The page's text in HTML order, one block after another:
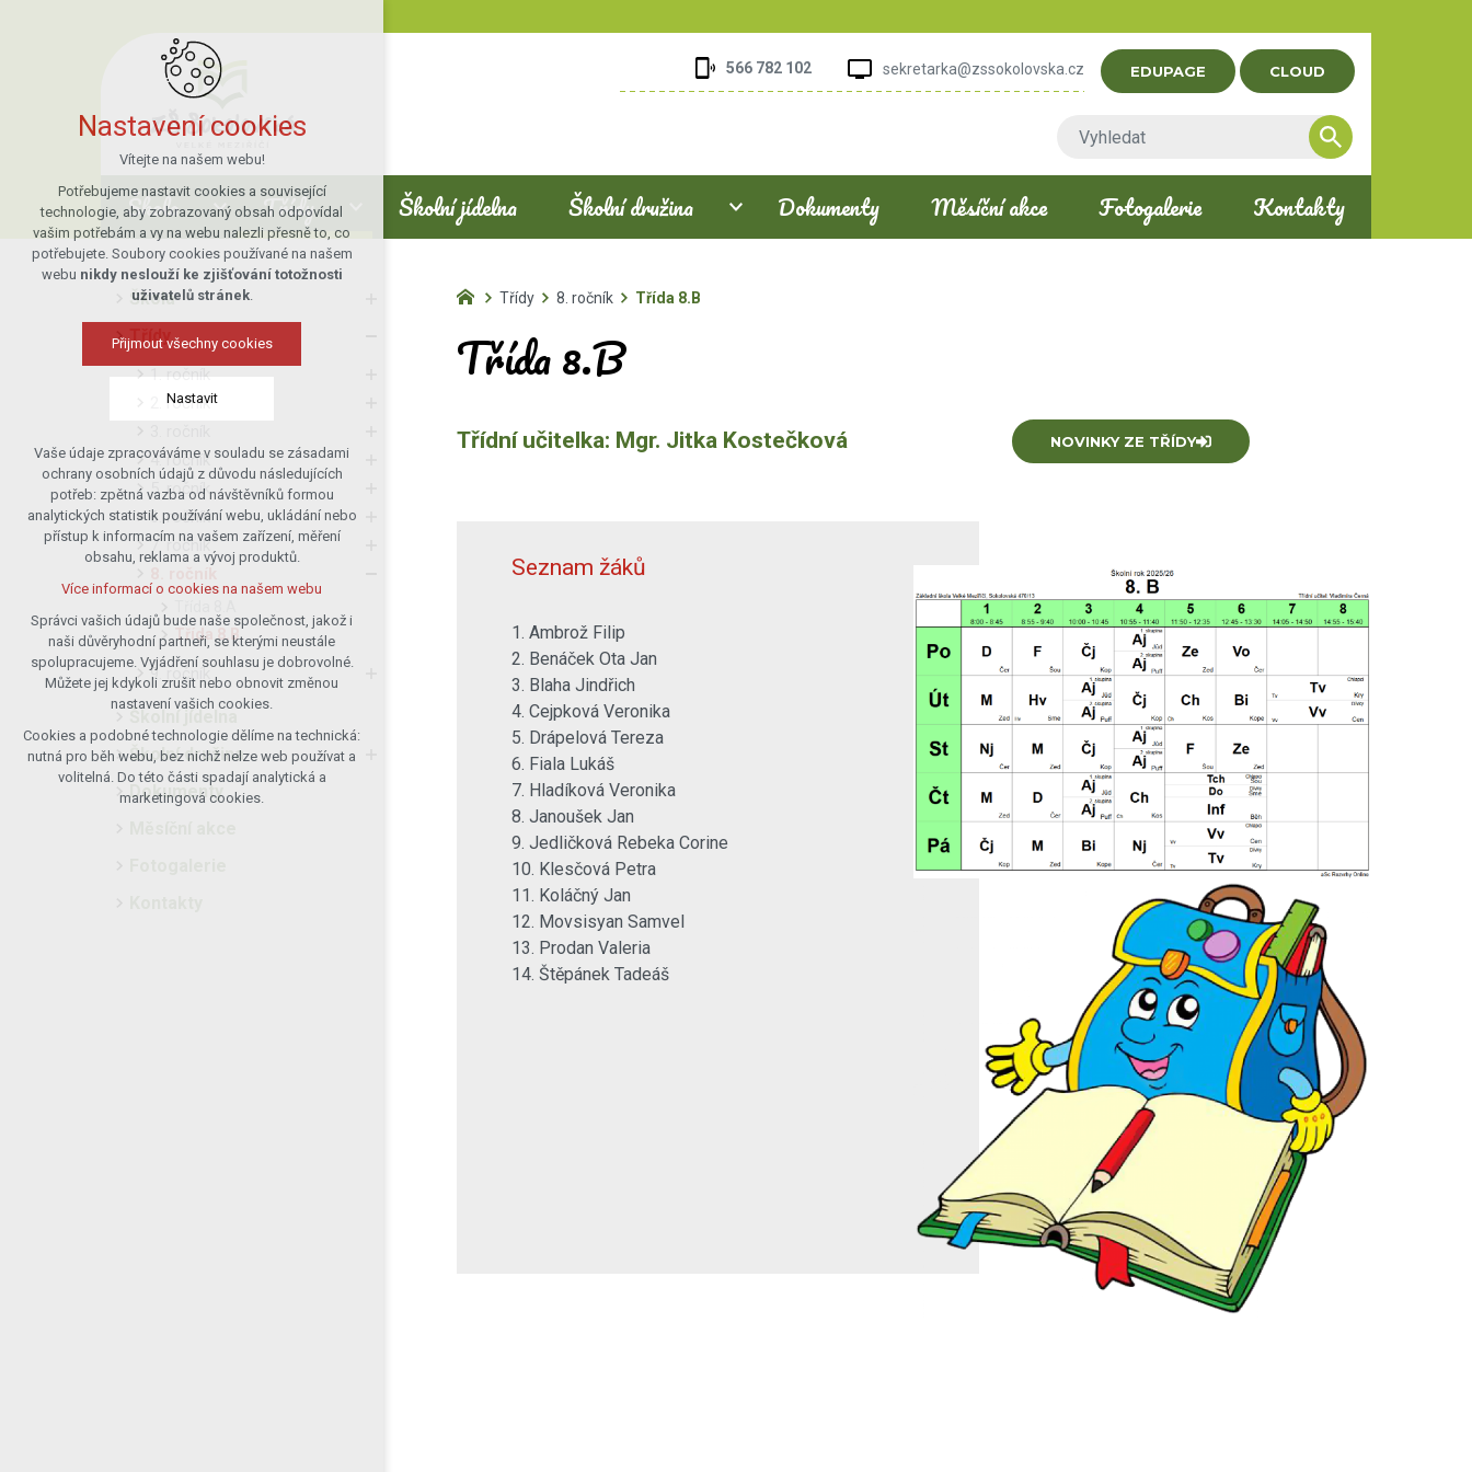
566 782 102 sekretarka@zssokolovska.cz EDUPAGE CLOUD
Škola Třídy Školní jídelna Školní družina Dokumenty Měsíční akce Fotogalerie Kontakty
Škola
Třídy
1. ročník
2. ročník
4. ročník
5. ročník
6. ročník
7. ročník
Třída 8.B
9. ročník
Školní družina
Dokumenty
Třídy 8. ročník Třída 8.B
Třída 8.B
Třídní učitelka: Mgr. Jitka Kostečková NOVINKY ZE TŘÍDY
Seznam žáků
1. Ambrož Filip
2. Benáček Ota Jan
3. Blaha Jindřich
4. Cejpková Veronika
5. Drápelová Tereza
6. Fiala Lukáš
7. Hladíková Veronika
8. Janoušek Jan
9. Jedličková Rebeka Corine
10. Klesčová Petra
11. Koláčný Jan
12. Movsisyan Samvel
13. Prodan Valeria
14. Štěpánek Tadeáš
Nastavení cookies
Vítejte na našem webu!
Potřebujeme nastavit cookies a související
technologie, aby zobrazovaný obsah odpovídal
vašim potřebám a vy na webu nalezli přesně to, co
potřebujete. Soubory cookies používané na našem
webu nikdy neslouží ke zjišťování totožnosti
uživatelů stránek.
Přijmout všechny cookies
Nastavit
Technická cookies
nutná pro provozování webu
udržení kontextu stránek (session):
případná přihlášení, volby jazyka, apod.
Volitelná cookies
analytická pro anonymizované
vyhodnocení návštěvnosti
marketingová cookies (Google)
Více informací o cookies na našem webu
Přijmout všechny cookies
Odmítnout vše
Vaše údaje zpracováváme v souladu se zásadami
ochrany osobních údajů z důvodu následujících
potřeb: zpětná vazba od návštěvníků formou
analytických statistik používání webu, ukládání nebo
přístup k informacím na vašem zařízení, měření
obsahu, reklama a vývoj produktů.
Více informací o cookies na našem webu
Správci vašich údajů bude naše společnost, jakož i
naši důvěryhodní partneři, se kterými neustále
spolupracujeme. Vyjádření souhlasu je dobrovolné.
Můžete jej kdykoli zrušit nebo obnovit změnou
nastavení vašich cookies.
Cookies a podobné technologie dělíme na technická:
nutná pro běh webu, bez nichž nelze web používat a
volitelná. Do této části spadají analytická a
marketingová cookies.